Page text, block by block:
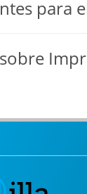
para